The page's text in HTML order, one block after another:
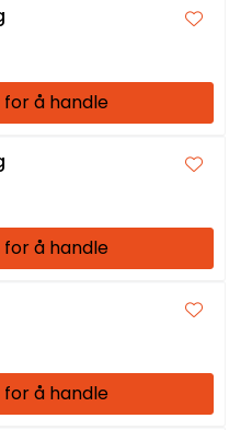
for å handle
for å handle
for å handle